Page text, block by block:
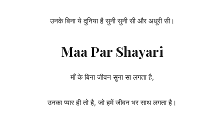
उनके बिना ये दुनिया है सुनी सुनी सी और अधूरी सी।
Maa Par Shayari
माँ के बिना जीवन सुना सा लगता है,
उनका प्यार ही तो है, जो हमें जीवन भर साथ लगता है।